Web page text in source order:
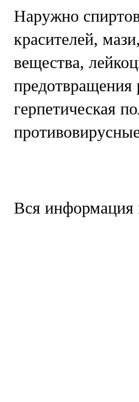
Наружно
красителей,
вещества,
герпетическая
Вся информация